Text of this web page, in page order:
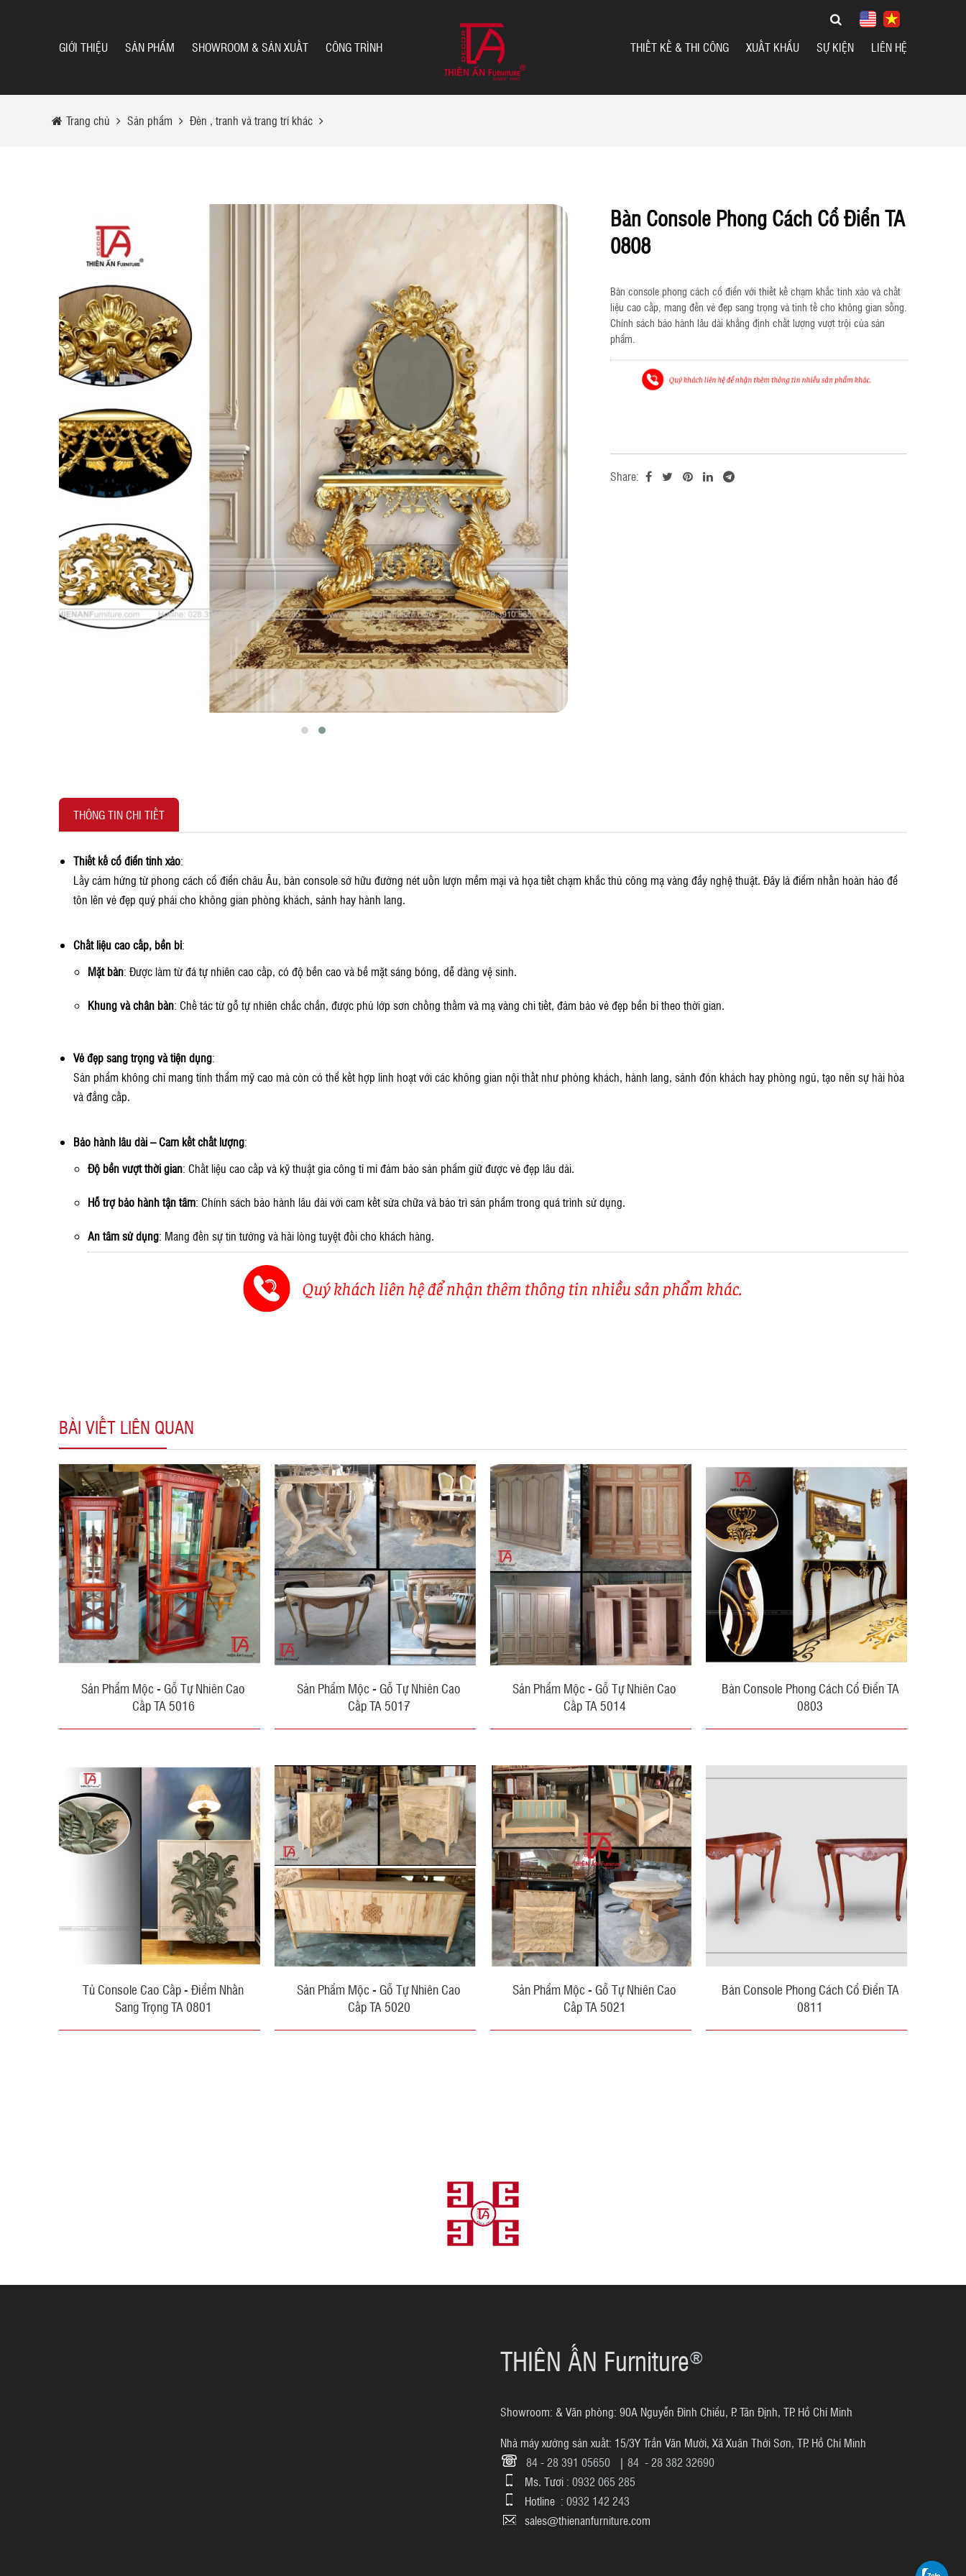
GIỚI THIỆU SẢN PHẨM SHOWROOM & SẢN XUẤT CÔNG TRÌNH THIẾT KẾ & THI CÔNG XUẤT KHẨU SỰ KIỆN LIÊN HỆ
Trang chủ Sản phẩm Đèn , tranh và trang trí khác
Bàn Console Phong Cách Cổ Điển TA
0808
Bàn console phong cách cổ điển với thiết kế chạm khắc tinh xảo và chất
liệu cao cấp, mang đến vẻ đẹp sang trọng và tinh tế cho không gian sống.
Chính sách bảo hành lâu dài khẳng định chất lượng vượt trội của sản
phẩm.
Share:
THÔNG TIN CHI TIẾT
Thiết kế cổ điển tinh xảo:
Lấy cảm hứng từ phong cách cổ điển châu Âu, bàn console sở hữu đường nét uốn lượn mềm mại và họa tiết chạm khắc thủ công mạ vàng đầy nghệ thuật. Đây là điểm nhấn hoàn hảo để
tôn lên vẻ đẹp quý phái cho không gian phòng khách, sảnh hay hành lang.
Chất liệu cao cấp, bền bỉ:
Mặt bàn: Được làm từ đá tự nhiên cao cấp, có độ bền cao và bề mặt sáng bóng, dễ dàng vệ sinh.
Khung và chân bàn: Chế tác từ gỗ tự nhiên chắc chắn, được phủ lớp sơn chống thấm và mạ vàng chi tiết, đảm bảo vẻ đẹp bền bỉ theo thời gian.
Vẻ đẹp sang trọng và tiện dụng:
Sản phẩm không chỉ mang tính thẩm mỹ cao mà còn có thể kết hợp linh hoạt với các không gian nội thất như phòng khách, hành lang, sảnh đón khách hay phòng ngủ, tạo nên sự hài hòa
và đẳng cấp.
Bảo hành lâu dài – Cam kết chất lượng:
Độ bền vượt thời gian: Chất liệu cao cấp và kỹ thuật gia công tỉ mỉ đảm bảo sản phẩm giữ được vẻ đẹp lâu dài.
Hỗ trợ bảo hành tận tâm: Chính sách bảo hành lâu dài với cam kết sửa chữa và bảo trì sản phẩm trong quá trình sử dụng.
An tâm sử dụng: Mang đến sự tin tưởng và hài lòng tuyệt đối cho khách hàng.
BÀI VIẾT LIÊN QUAN
Sản Phẩm Mộc - Gỗ Tự Nhiên Cao
Cấp TA 5016
Sản Phẩm Mộc - Gỗ Tự Nhiên Cao
Cấp TA 5017
Sản Phẩm Mộc - Gỗ Tự Nhiên Cao
Cấp TA 5014
Bàn Console Phong Cách Cổ Điển TA
0803
Tủ Console Cao Cấp - Điểm Nhấn
Sang Trọng TA 0801
Sản Phẩm Mộc - Gỗ Tự Nhiên Cao
Cấp TA 5020
Sản Phẩm Mộc - Gỗ Tự Nhiên Cao
Cấp TA 5021
Bàn Console Phong Cách Cổ Điển TA
0811
THIÊN ẤN Furniture®
Showroom: & Văn phòng: 90A Nguyễn Đình Chiểu, P. Tân Định, TP. Hồ Chí Minh
Nhà máy xưởng sản xuất: 15/3Y Trần Văn Mười, Xã Xuân Thới Sơn, TP. Hồ Chí Minh
84 - 28 391 05650 | 84 - 28 382 32690
Ms. Tươi : 0932 065 285
Hotline : 0932 142 243
sales@thienanfurniture.com